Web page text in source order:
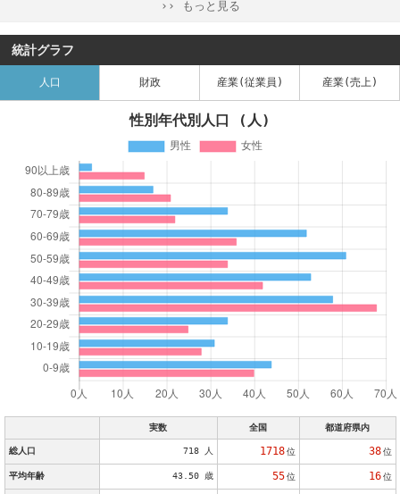
›› もっと見る
統計グラフ
人口 財政 産業(従業員) 産業(売上)
性別年代別人口 (人)
実数 全国 都道府県内
総人口 718 人 1718 位 38 位
平均年齢 43.50 歳 55 位 16 位